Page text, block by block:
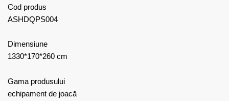
Cod produs
ASHDQPS004
Dimensiune
1330*170*260 cm
Gama produsului
echipament de joacă